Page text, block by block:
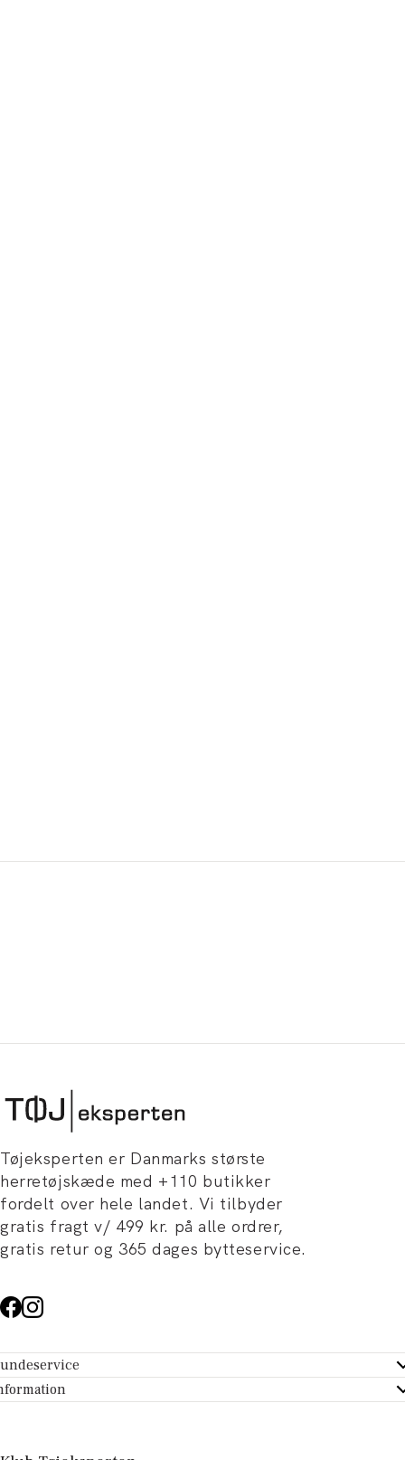
Tøjeksperten er Danmarks største
herretøjskæde med +110 butikker
fordelt over hele landet. Vi tilbyder
gratis fragt v/ 499 kr. på alle ordrer,
gratis retur og 365 dages bytteservice.
- Hjælpecenter
Tøjeksperten